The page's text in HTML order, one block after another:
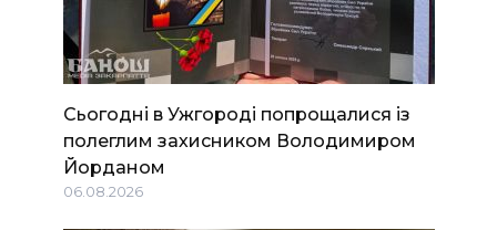
Сьогодні в Ужгороді попрощалися із
полеглим захисником Володимиром
Йорданом
06.08.2026